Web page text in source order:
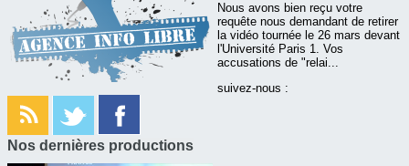
Nous avons bien reçu votre
requête nous demandant de retirer
la vidéo tournée le 26 mars devant
l'Université Paris 1. Vos
accusations de "relai...
suivez-nous :
Nos dernières productions